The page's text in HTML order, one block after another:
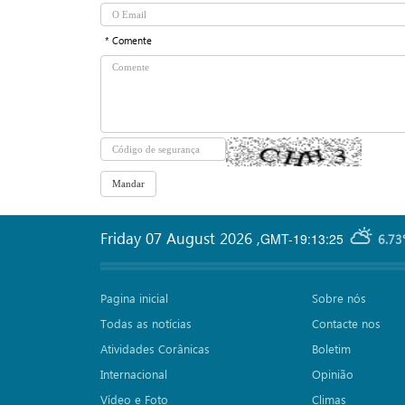
* Comente
GMT-19:13:25
Friday 07 August 2026 ,
Pagina inicial
Todas as notícias
Atividades Corânicas
Internacional
Vídeo e Foto
Sobre nós
Contacte nos
Boletim
Opinião
Climas